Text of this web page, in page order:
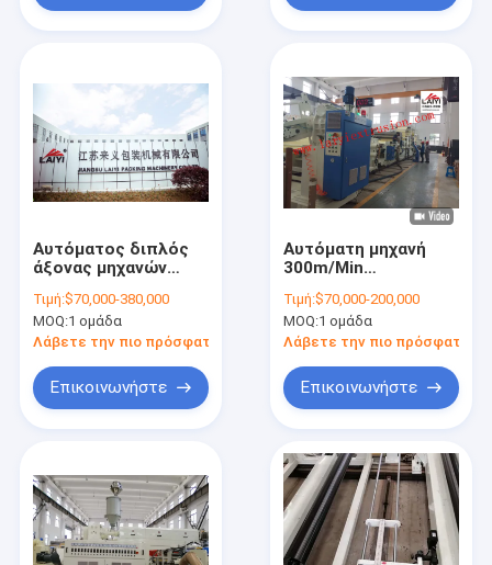
Προϊόντα
Περίπου εμείς
Αυτόματος διπλός
άξονας μηχανών
στρώματα εγγράφου
απελευθέρωσης - ο
λιγότερος ρόλος
τον ενιαίο ενιαίο τ-
κύβο srew
Τιμή:$70,000-380,000
MOQ:1 ομάδα
Λάβετε την πιο πρόσφατη τιμή
Επικοινωνήστε
Αυτόματη μηχανή
300m/Min
εγγράφου εξώθησης
της EVA PP TPU PE
Τιμή:$70,000-200,000
MOQ:1 ομάδα
Λάβετε την πιο πρόσφατη
Επικοινωνήστε